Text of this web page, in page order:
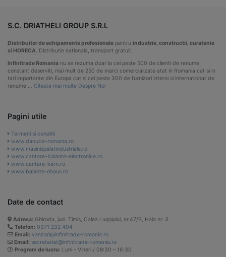
S.C. DRIATHELI GROUP S.R.L
Distribuitor de echipamente profesionale pentru industrie, constructii, curatenie
si HORECA. Distributie nationala, transport gratuit.
Infinitrade Romania nu se rezuma doar la cei peste 500 de clienti de renume,
constant deserviti, mai mult de 250 de marci comercializate atat in Romania cat si in
tari importante din Europa cat si cei peste 300 de furnizori interni si internationali de
renume … Citeste mai multe Despre Noi
Pagini utile
Termeni si conditii
www.danube-romania.ro
www.masinispalatindustriale.ro
www.cantare-balante-electronice.ro
www.cantare-kern.ro
www.balante-ohaus.ro
Date de contact
Adresa: Ghiroda, jud. Timis, Calea Lugojului, nr.47/B, Hala nr. 3
Telefon: 0371 232 404
Email: vanzari@infinitrade-romania.ro
Email: secretariat@infinitrade-romania.ro
Program de lucru: Luni – Vineri / 08:30 – 16:30